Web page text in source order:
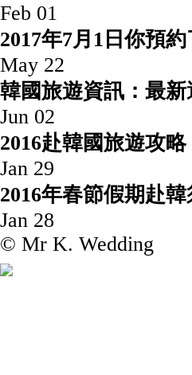
Feb 01
2017年7月1日你預
May 22
韓國旅遊資訊：最
Jun 02
2016赴韓
Jan 29
2016年春節
Jan 28
© Mr K. Wedding